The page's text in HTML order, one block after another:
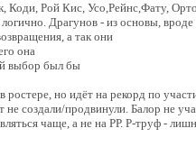
Коди, Рой Кис, Усо,Рейнс,Фату,
Драгунов - из основы, вроде
а так они
она
выбор был бы
но идёт на рекорд по
создали/продвинули. Балор не
чаще, а не на РР. Р-труф -